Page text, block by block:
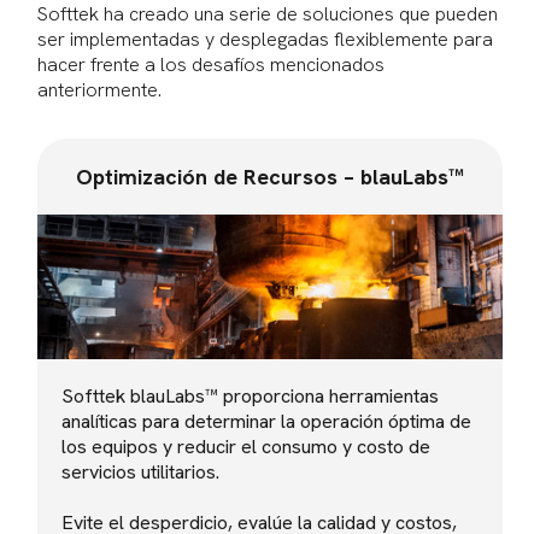
Softtek ha creado una serie de soluciones que pueden
ser implementadas y desplegadas flexiblemente para
hacer frente a los desafíos mencionados
anteriormente.
Optimización de Recursos – blauLabs™
Softtek blauLabs™ proporciona herramientas
analíticas para determinar la operación óptima de
los equipos y reducir el consumo y costo de
servicios utilitarios.
Evite el desperdicio, evalúe la calidad y costos,